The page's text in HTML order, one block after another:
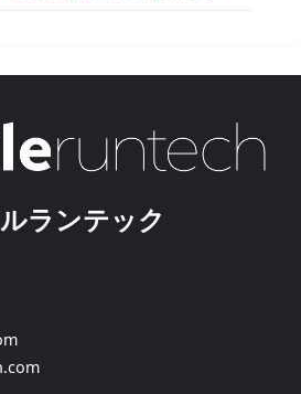
ランテック